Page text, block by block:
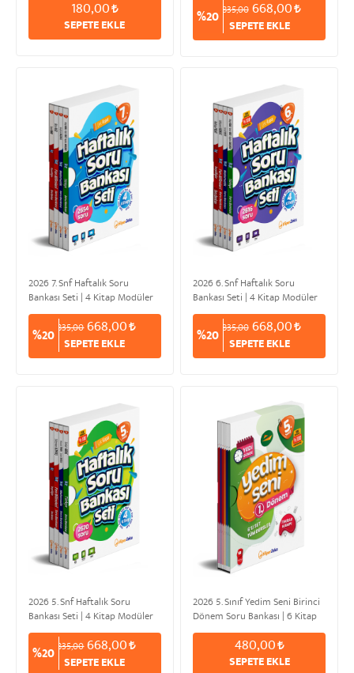
180,00
SEPETE EKLE %20 835,00 668,00
SEPETE EKLE
2026 7. Snf Haftalık Soru
Bankası Seti | 4 Kitap Modüler
Set
%20 835,00 668,00
SEPETE EKLE
2026 6. Snf Haftalık Soru
Bankası Seti | 4 Kitap Modüler
Set
%20 835,00 668,00
SEPETE EKLE
2026 5. Snf Haftalık Soru
Bankası Seti | 4 Kitap Modüler
Set
%20 835,00 668,00
SEPETE EKLE
2026 5. Sınıf Yedim Seni Birinci
Dönem Soru Bankası | 6 Kitap
Set
480,00
SEPETE EKLE